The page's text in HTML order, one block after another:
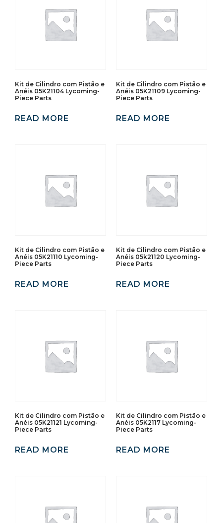
Kit de Cilindro com Pistão e
Anéis 05K21104 Lycoming-
Piece Parts
READ MORE
Kit de Cilindro com Pistão e
Anéis 05K21109 Lycoming-
Piece Parts
READ MORE
Kit de Cilindro com Pistão e
Anéis 05K21110 Lycoming-
Piece Parts
READ MORE
Kit de Cilindro com Pistão e
Anéis 05k21120 Lycoming-
Piece Parts
READ MORE
Kit de Cilindro com Pistão e
Anéis 05K21121 Lycoming-
Piece Parts
READ MORE
Kit de Cilindro com Pistão e
Anéis 05K2117 Lycoming-
Piece Parts
READ MORE